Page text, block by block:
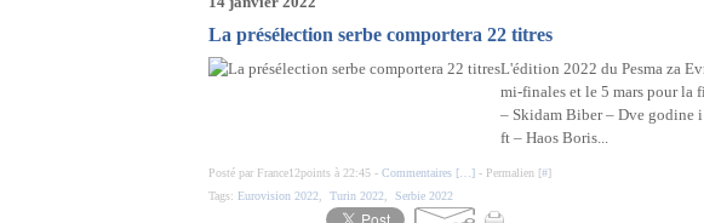
La présélection serbe comportera 22 titres
L'édition 2022 du Pesma za
mi-finales et le 5 mars pour la
– Skidam Biber – Dve godine
ft – Haos Boris...
Posté par France12points à 22:45 - Commentaires [ ] - Permalien [#]
Tags: Eurovision 2022 Turin 2022 Serbie 2022